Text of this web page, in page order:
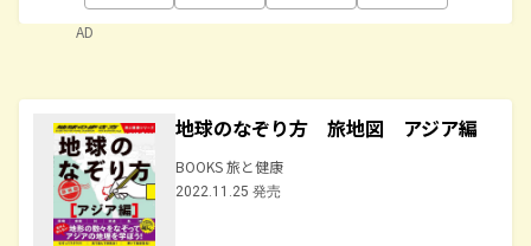
AD
地球のなぞり方 旅地図 アジア編
BOOKS 旅と健康
2022.11.25 発売